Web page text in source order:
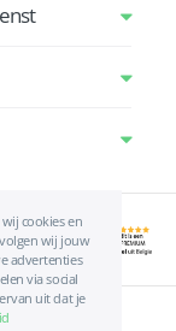
cookies en
wij jouw
advertenties
via social
uit dat je